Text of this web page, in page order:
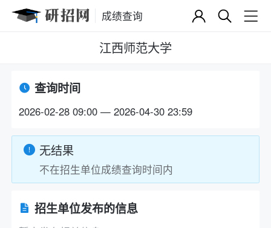
成绩查询
江西师范大学
查询时间
2026-02-28 09:00 — 2026-04-30 23:59
无结果
不在招生单位成绩查询时间内
招生单位发布的信息